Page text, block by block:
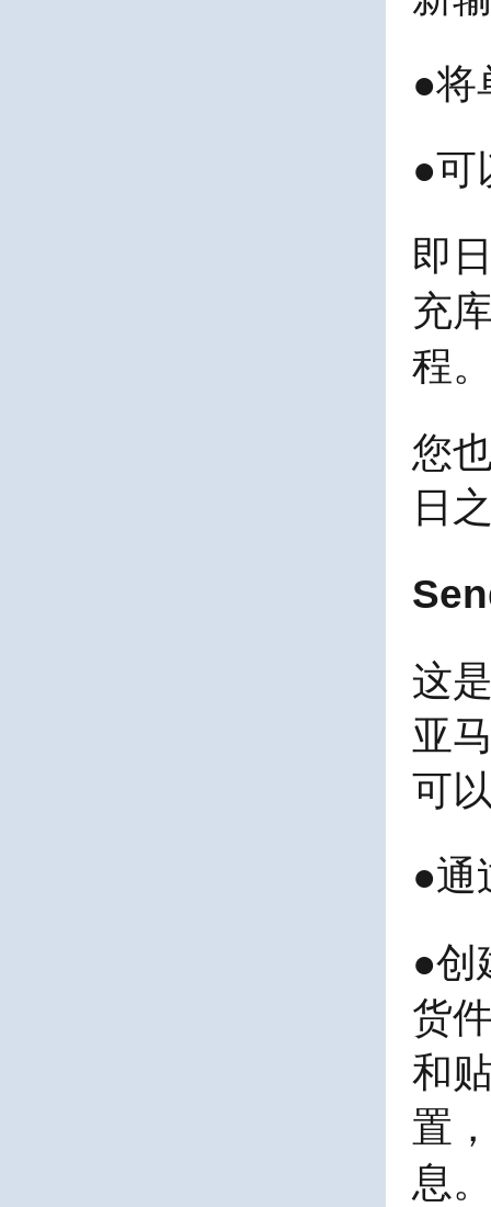
●将
●可
即
充
程
您
日
这
亚
可
●通
●创
货
和
置
息